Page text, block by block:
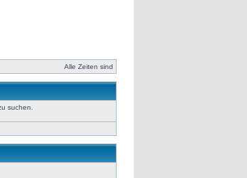
Alle Zeiten sind
suchen.